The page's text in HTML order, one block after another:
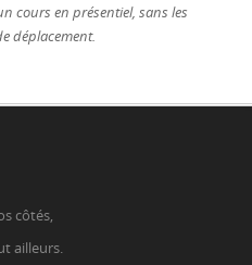
cours en présentiel, sans les
déplacement.
côtés,
ailleurs.